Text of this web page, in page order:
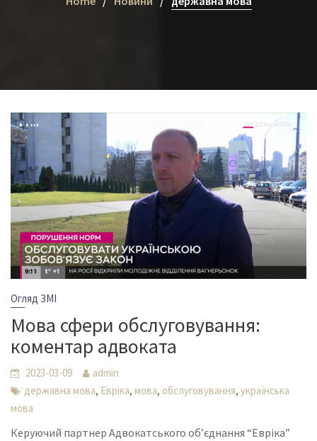
Огляд ЗМІ
Мова сфери обслуговування:
коментар адвоката
2023-03-09
admin
державна мова, Евріка,мова, обслуговування,українська
мова
Керуючий партнер Адвокатського об’єднання “Евріка”